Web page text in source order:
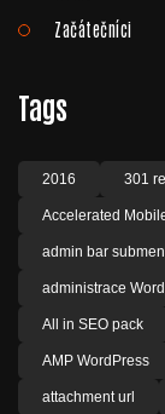
Začátečníci
Tags
2016 301
Accelerated
admin bar
administrace
All in SEO pack
AMP WordPress
attachment url